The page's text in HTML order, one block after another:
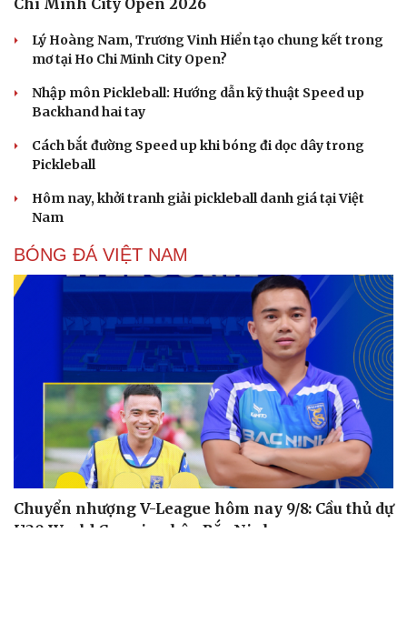
Lý Hoàng Nam, Trương Vinh Hiển tạo chung kết trong
mơ tại Ho Chi Minh City Open?
Nhập môn Pickleball: Hướng dẫn kỹ thuật Speed up
Backhand hai tay
Cách bắt đường Speed up khi bóng đi dọc dây trong
Pickleball
Hôm nay, khởi tranh giải pickleball danh giá tại Việt
Nam
BÓNG ĐÁ VIỆT NAM
Chuyển nhượng V-League hôm nay 9/8: Cầu thủ dự
U20 World Cup gia nhập Bắc Ninh